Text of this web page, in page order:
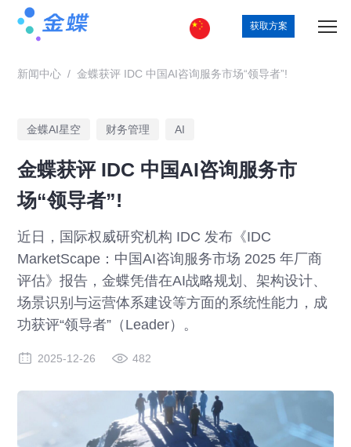
获取方案
新闻中心 / 金蝶获评 IDC 中国AI咨询服务市场“领导者”!
金蝶AI星空 财务管理 AI
金蝶获评 IDC 中国AI咨询服务市
场“领导者”!
近日，国际权威研究机构 IDC 发布《IDC
MarketScape：中国AI咨询服务市场 2025 年厂商
评估》报告，金蝶凭借在AI战略规划、架构设计、
场景识别与运营体系建设等方面的系统性能力，成
功获评“领导者”（Leader）。
2025-12-26 482